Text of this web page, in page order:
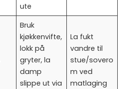
ute
Bruk
kjøkkenvifte,
lokk på
gryter, la
damp
slippe ut via
La fukt
vandre til
stue/sovero
m ved
matlaging